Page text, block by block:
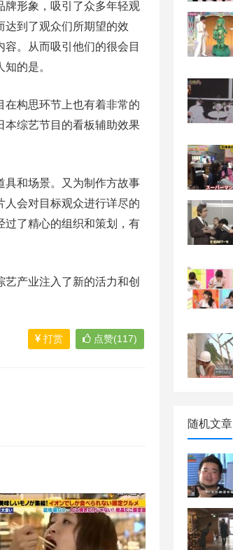
牌形象，吸引了众多年轻观
达到了观众们所期望的效
。从而吸引他们的很会目
的是。
在构思环节上也有着非常的
本综艺节目的看板辅助效果
具和场景。又为制作方故事
人会对目标观众进行详尽的
过了精心的组织和策划，有
产业注入了新的活力和创
打赏 点赞(117)
随机文章